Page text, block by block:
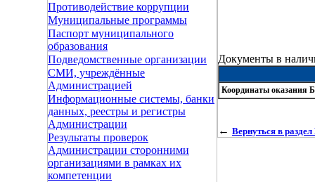
Противодействие коррупции
Муниципальные программы
Паспорт муниципального
образования
Подведомственные организации
СМИ, учреждённые
Администрацией
Информационные системы, банки
данных, реестры и регистры
Администрации
Результаты проверок
Администрации сторонними
организациями в рамках их
компетенции
Документы в
Координаты
← Вернуться в